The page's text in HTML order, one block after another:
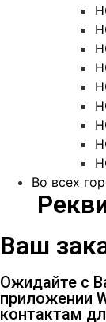
Во всех
Ваш
Ожидайте с
приложении
контактам